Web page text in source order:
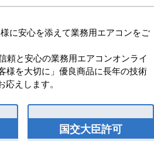
に安心を添えて業務用エアコンをご
頼と安心の業務用エアコンオンライ
様を大切に」優良商品に長年の技術
えします。
国交大臣許可